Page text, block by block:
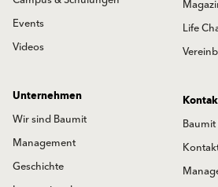
Events
Videos
Life
Unternehmen
Wir sind Baumit
Management
Geschichte